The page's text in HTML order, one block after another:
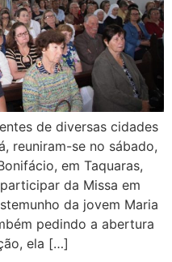
de diversas cidades
reuniram-se no sábado,
em Taquaras,
da Missa em
da jovem Maria
pedindo a abertura
ela […]